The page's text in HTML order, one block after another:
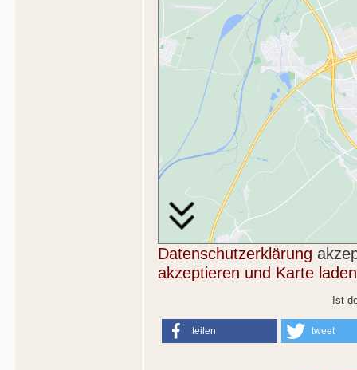
Datenschutzerklärung
akzeptieren und Karte laden
Ist
teilen tweet